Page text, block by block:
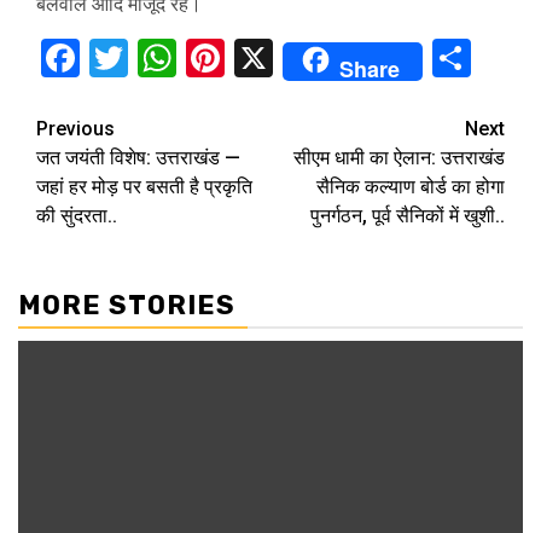
Facebook
Twitter
WhatsApp
Pinterest
X Share
Continue
Reading
Previous
जत जयंती विशेष: उत्तराखंड —
जहां हर मोड़ पर बसती है प्रकृति
की सुंदरता..
Next
सीएम धामी का ऐलान: उत्तराखंड
सैनिक कल्याण बोर्ड का होगा
पुनर्गठन, पूर्व सैनिकों में खुशी..
MORE STORIES